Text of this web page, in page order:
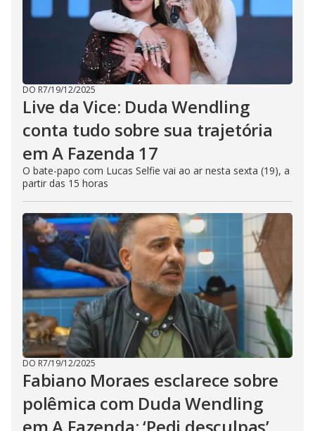
DO R7/19/12/2025
Live da Vice: Duda Wendling
conta tudo sobre sua trajetória
em A Fazenda 17
O bate-papo com Lucas Selfie vai ao ar nesta sexta (19), a
partir das 15 horas
DO R7/19/12/2025
Fabiano Moraes esclarece sobre
polêmica com Duda Wendling